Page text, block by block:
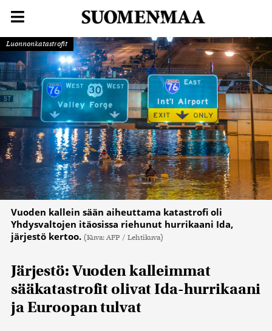
Luonnonkatastrofit
Vuoden kallein sään aiheuttama katastrofi oli
Yhdysvaltojen itäosissa riehunut hurrikaani Ida,
järjestö kertoo. (Kuva: AFP / Lehtikuva)
Järjestö: Vuoden kalleimmat
sääkatastrofit olivat Ida-hurrikaani
ja Euroopan tulvat